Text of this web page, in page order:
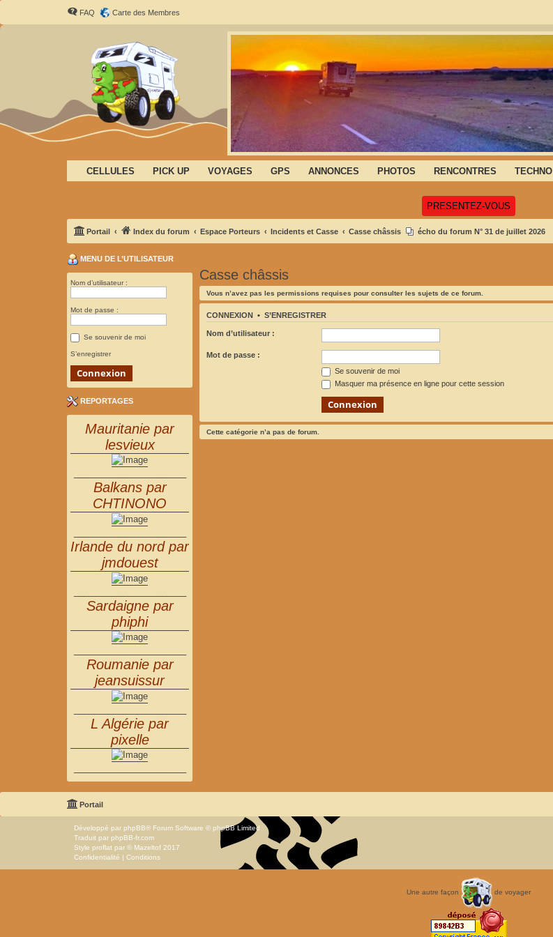
FAQ Carte des Membres
CELLULES PICK UP VOYAGES GPS ANNONCES PHOTOS RENCONTRES TECHNO
PRESENTEZ-VOUS
Portail Index du forum Espace Porteurs Incidents et Casse Casse châssis écho du forum N° 31 de juillet 2026
Casse châssis
Vous n’avez pas les permissions requises pour consulter les sujets de ce forum.
CONNEXION • S’ENREGISTRER
Nom d’utilisateur :
Mot de passe :
Se souvenir de moi
Masquer ma présence en ligne pour cette session
Cette catégorie n’a pas de forum.
MENU DE L’UTILISATEUR
Nom d’utilisateur :
Mot de passe :
Se souvenir de moi
S’enregistrer
REPORTAGES
Mauritanie par
lesvieux
Balkans par
CHTINONO
Irlande du nord par
jmdouest
Sardaigne par
phiphi
Roumanie par
jeansuissur
L Algérie par
pixelle
Portail
Développé par phpBB® Forum Software © phpBB Limited
Traduit par phpBB-fr.com
Style proflat par © Mazeltof 2017
Confidentialité | Conditions
Une autre façon de voyager